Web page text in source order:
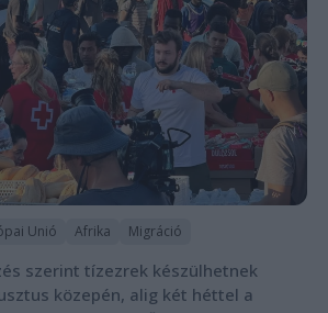
Unió Afrika Migráció
szerint tízezrek készülhetnek
közepén, alig két héttel a